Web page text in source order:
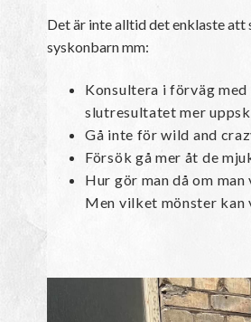
Det är inte alltid det enklaste att
syskonbarn mm:
Konsultera i förväg
slutresultatet mer
Gå inte för wild and
Försök gå mer åt de
Hur gör man då om
Men vilket mönster kan